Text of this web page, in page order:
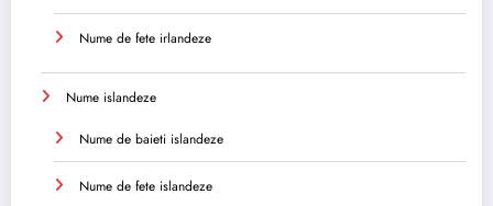
Nume de fete irlandeze
Nume islandeze
Nume de baieti islandeze
Nume de fete islandeze